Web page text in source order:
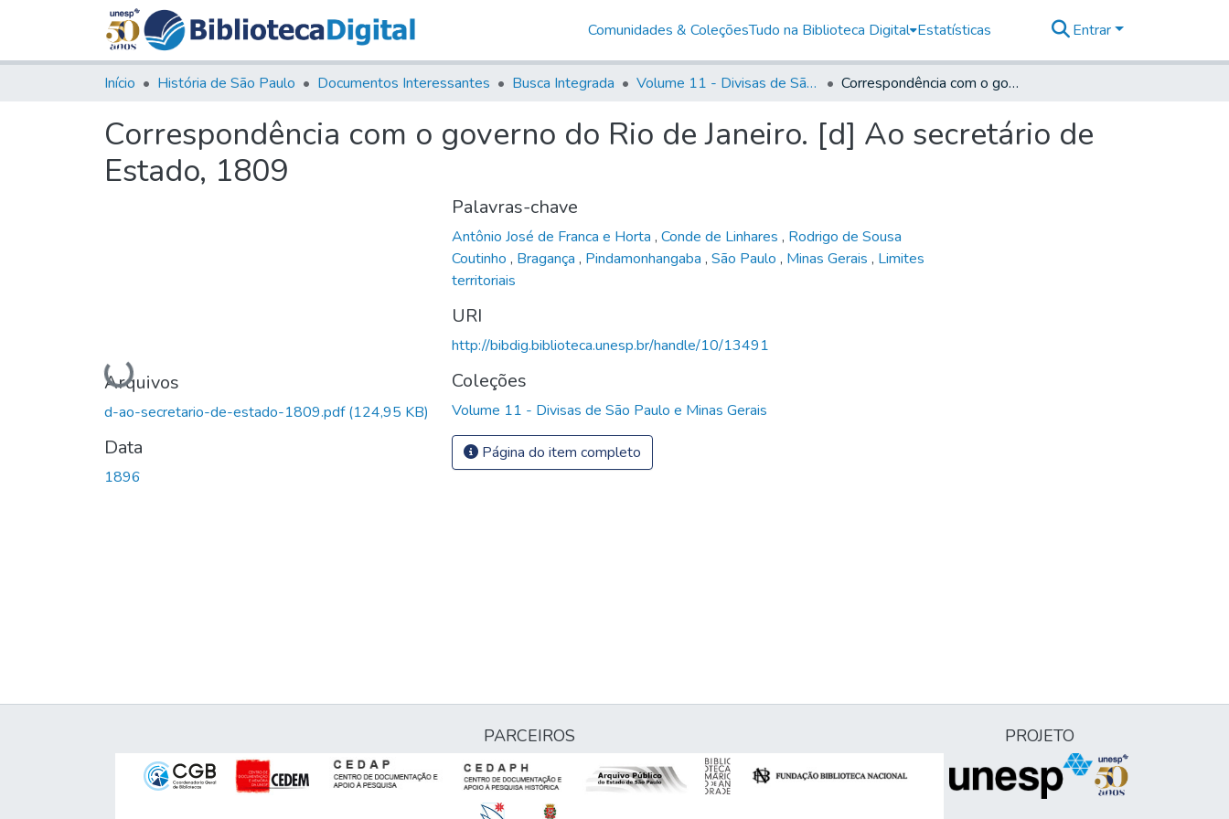
Comunidades & ColeçõesTudo na Biblioteca Digital Estatísticas Entrar
Início História de São Paulo Documentos Interessantes Busca Integrada Volume 11 - Divisas de São Paulo e Minas Gerais Correspondência com o governo do Rio de Janeiro. [d] Ao secretário de Estado, 1809
Correspondência com o governo do Rio de Janeiro. [d] Ao secretário de
Estado, 1809
Carregando...
Arquivos
d-ao-secretario-de-estado-1809.pdf(124,95 KB)
Data
1896
Palavras-chave
Antônio José de Franca e Horta , Conde de Linhares , Rodrigo de Sousa
Coutinho , Bragança , Pindamonhangaba , São Paulo , Minas Gerais , Limites
territoriais
URI
http://bibdig.biblioteca.unesp.br/handle/10/13491
Coleções
Volume 11 - Divisas de São Paulo e Minas Gerais
Página do item completo
PARCEIROS PROJETO